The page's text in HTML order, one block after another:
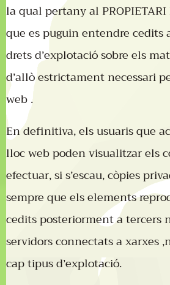
la qual pertany al PROPIETARI
que es puguin entendre cedits
drets d’explotació sobre els
d’allò estrictament necessari
web .
En definitiva, els usuaris que
lloc web poden visualitzar els
efectuar, si s’escau, còpies
sempre que els elements
cedits posteriorment a tercers
servidors connectats a xarxes
cap tipus d’explotació.